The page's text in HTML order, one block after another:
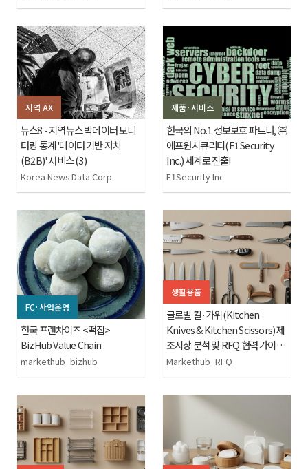
지역 AX
뉴스8 - 지역뉴스 빅데이터 모니
터링 통계 '데이터 기반 자치
(B2B)' 서비스 (3)
Korea News Data Corp.
제품·서비스
한국의 No.1 정보보호 파트너, ㈜
에프원시큐리티(F1 Security
Inc.) 세계로 진출!
F1Security Inc.
FC·사업운영
한국 프랜차이즈 <떡집>
BizHub Value Chain
markethub_bizhub
생활용품
글로벌 칼·가위(Kitchen
Knives & Kitchen Scissors) 제
조시장 분석 및 RFQ 협력 가이드
2026
Markethub_RFQ